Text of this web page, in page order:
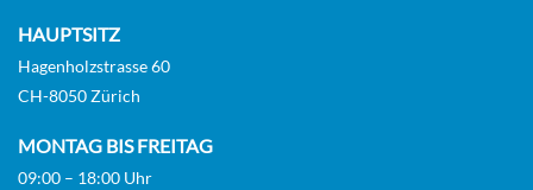
HAUPTSITZ
Hagenholzstrasse 60
CH-8050 Zürich
MONTAG BIS FREITAG
09:00 – 18:00 Uhr